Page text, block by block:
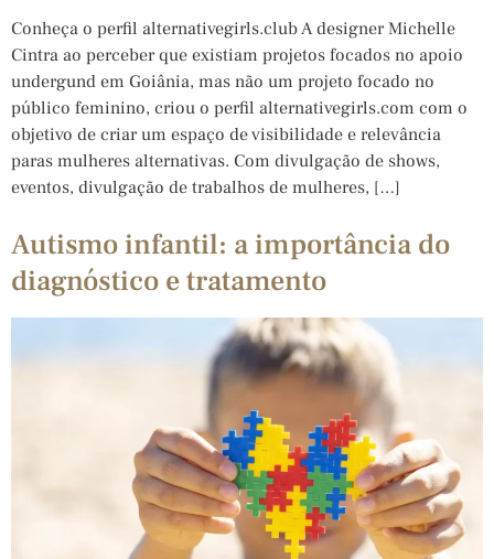
Conheça o perfil alternativegirls.club A designer Michelle
Cintra ao perceber que existiam projetos focados no apoio
undergund em Goiânia, mas não um projeto focado no
público feminino, criou o perfil alternativegirls.com com o
objetivo de criar um espaço de visibilidade e relevância
paras mulheres alternativas. Com divulgação de shows,
eventos, divulgação de trabalhos de mulheres, […]
Autismo infantil: a importância do
diagnóstico e tratamento